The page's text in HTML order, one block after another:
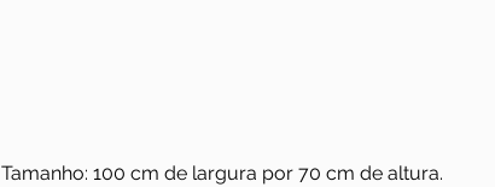
Tamanho: 100 cm de largura por 70 cm de altura.